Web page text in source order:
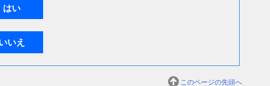
このページの先頭へ